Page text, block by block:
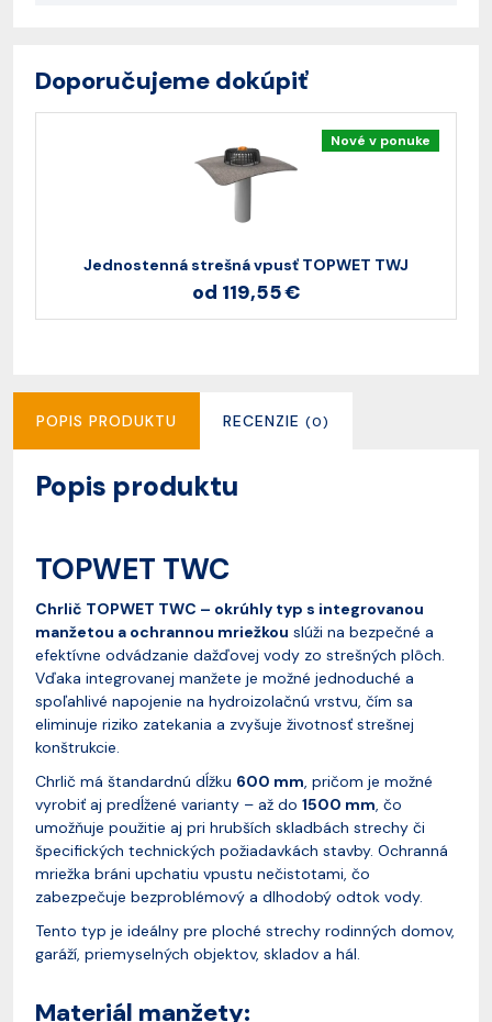
Doporučujeme dokúpiť
Nové v ponuke
Jednostenná strešná vpusť TOPWET TWJ
od 119,55 €
POPIS PRODUKTU RECENZIE (0)
Popis produktu
TOPWET TWC
Chrlič TOPWET TWC – okrúhly typ s integrovanou
manžetou a ochrannou mriežkou slúži na bezpečné a
efektívne odvádzanie dažďovej vody zo strešných plôch.
Vďaka integrovanej manžete je možné jednoduché a
spoľahlivé napojenie na hydroizolačnú vrstvu, čím sa
eliminuje riziko zatekania a zvyšuje životnosť strešnej
konštrukcie.
Chrlič má štandardnú dĺžku 600 mm, pričom je možné
vyrobiť aj predĺžené varianty – až do 1500 mm, čo
umožňuje použitie aj pri hrubších skladbách strechy či
špecifických technických požiadavkách stavby. Ochranná
mriežka bráni upchatiu vpustu nečistotami, čo
zabezpečuje bezproblémový a dlhodobý odtok vody.
Tento typ je ideálny pre ploché strechy rodinných domov,
garáží, priemyselných objektov, skladov a hál.
Materiál manžety: